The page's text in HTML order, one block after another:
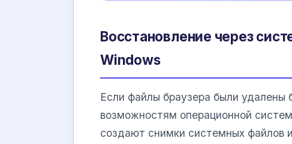
Восстановление через
Windows
Если файлы браузера были удалены
возможностям операционной
создают снимки системных файлов